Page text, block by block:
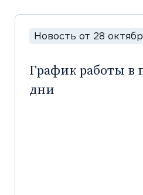
Новость от 28
График работы в
дни